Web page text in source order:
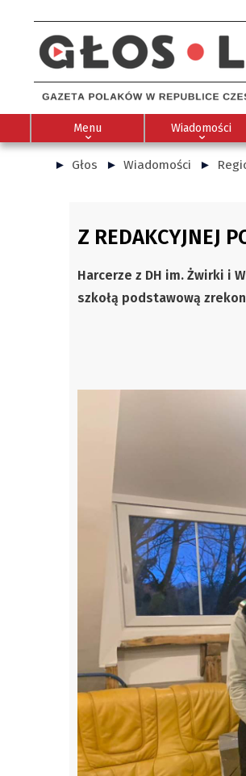
Menu Wiadomości
Głos Wiadomości
Z REDAKCYJNEJ
Harcerze z DH im. Żwirki i
szkołą podstawową